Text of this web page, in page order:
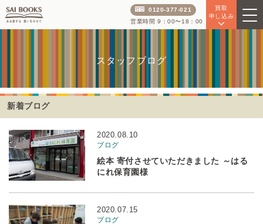
買取
申し込み
0120-377-021
営業時間 9：00〜18：00
スタッフブログ
新着ブログ
2020.08.10
ブログ
絵本 寄付させていただきました ～はる
にれ保育園様
2020.07.15
ブログ